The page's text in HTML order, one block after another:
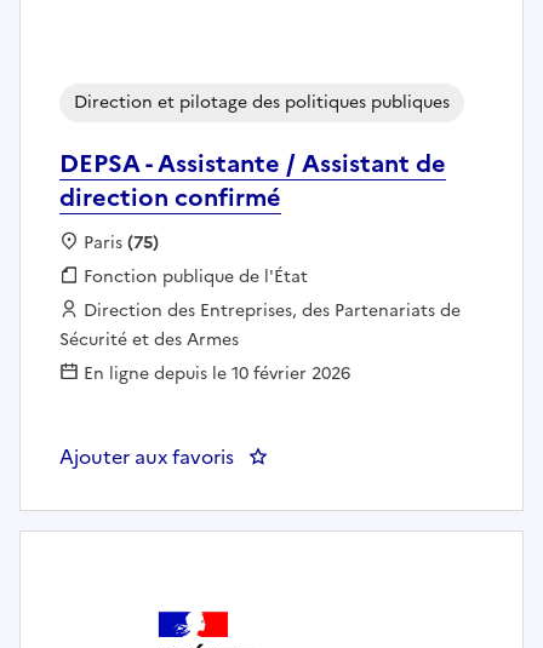
DEPSA - Assistante / Assistant de
direction confirmé
Direction et pilotage des politiques publiques
Localisation :
Paris(75)
Fonction publique :
Fonction publique de l'État
Employeur :
Direction des Entreprises, des Partenariats de
Sécurité et des Armes
En ligne depuis le 10 février 2026
Ajouter aux favoris : DEPSA - Assistante /